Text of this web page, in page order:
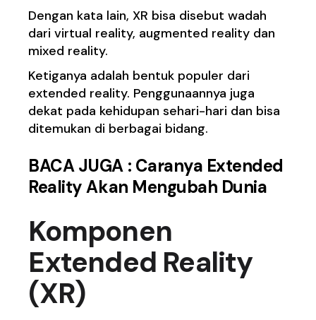
Dengan kata lain, XR bisa disebut wadah
dari virtual reality, augmented reality dan
mixed reality.
Ketiganya adalah bentuk populer dari
extended reality. Penggunaannya juga
dekat pada kehidupan sehari-hari dan bisa
ditemukan di berbagai bidang.
BACA JUGA : Caranya Extended
Reality Akan Mengubah Dunia
Komponen
Extended Reality
(XR)